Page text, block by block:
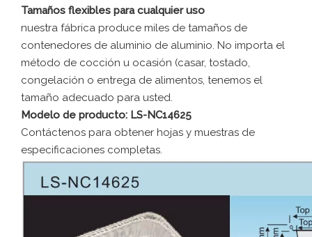
Tamaños flexibles para cualquier uso
nuestra fábrica produce miles de tamaños de
contenedores de aluminio de aluminio. No importa el
método de cocción u ocasión (casar, tostado,
congelación o entrega de alimentos, tenemos el
tamaño adecuado para usted.
Modelo de producto: LS-NC14625
Contáctenos para obtener hojas y muestras de
especificaciones completas.